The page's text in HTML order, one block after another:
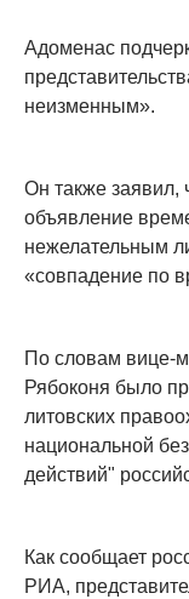
Адоменас
неизменным».
Он также заявил,
объявление
нежелательным
«совпадение по
По словам вице-
Рябоконя было
литовских
национальной
действий"
Как сообщает
РИА,